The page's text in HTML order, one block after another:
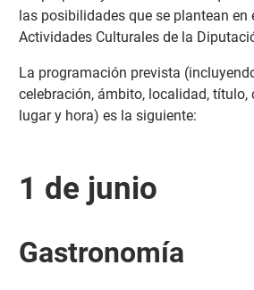
las posibilidades que se plantean en
Actividades Culturales de la
La programación prevista
celebración, ámbito, localidad, título,
lugar y hora) es la siguiente:
1 de junio
Gastronomía